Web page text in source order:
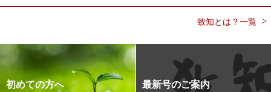
致知とは？一覧
初めての方へ 最新号のご案内